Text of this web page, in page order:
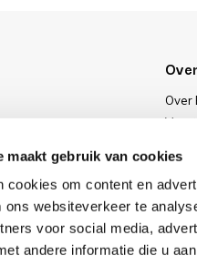
maakt gebruik van cookies
cookies om content en
ons websiteverkeer te
voor social media,
andere informatie die u
Over
Onze